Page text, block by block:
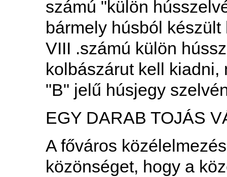
számú "külön
bármely húsból
VIII .számú külön
kolbászárut kell
"B" jelű húsjegy
EGY DARAB TOJÁS
A főváros
közönséget, hogy a